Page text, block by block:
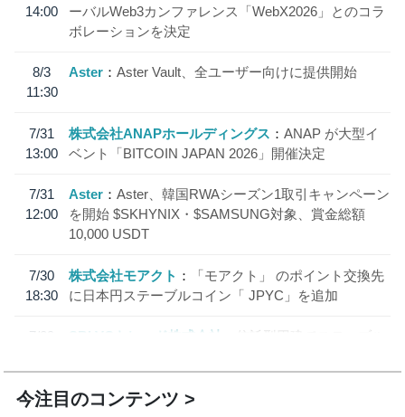
14:00
ーバルWeb3カンファレンス「WebX2026」とのコラ
ボレーションを決定
8/3
11:30
Aster Aster Vault、全ユーザー向けに提供開始
7/31
13:00
株式会社ANAPホールディングス
ANAP が大型イ
ベント「BITCOIN JAPAN 2026」開催決定
7/31
12:00
Aster
Aster、韓国RWAシーズン1取引キャンペーン
を開始 $SKHYNIX・$SAMSUNG対象、賞金総額
10,000 USDT
7/30
18:30
株式会社モアクト
「モアクト」 のポイント交換先
に日本円ステーブルコイン「 JPYC」を追加
7/29
SBI VCトレード株式会社
信託型円建てステーブル
今注目のコンテンツ